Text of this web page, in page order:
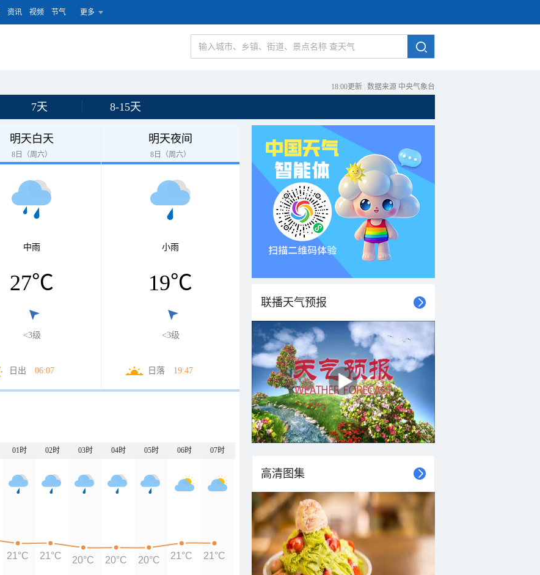
资讯 视频 节气 更多
18:00更新 数据来源 中央气象台
7天 8-15天
明天白天
8日（周六）
中雨
27℃
<3级
日出 06:07
明天夜间
8日（周六）
小雨
19℃
<3级
日落 19:47
01时 02时 03时 04时 05时 06时 07时
21°C 21°C 20°C 20°C 20°C 21°C 21°C
联播天气预报
高清图集